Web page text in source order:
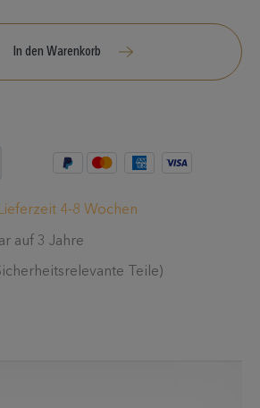
In den Warenkorb
4-8 Wochen
auf 3 Jahre
Teile)